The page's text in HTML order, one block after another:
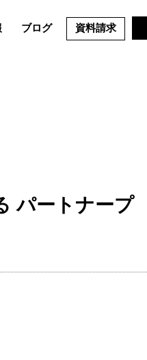
ブログ 資料請求
パートナープ